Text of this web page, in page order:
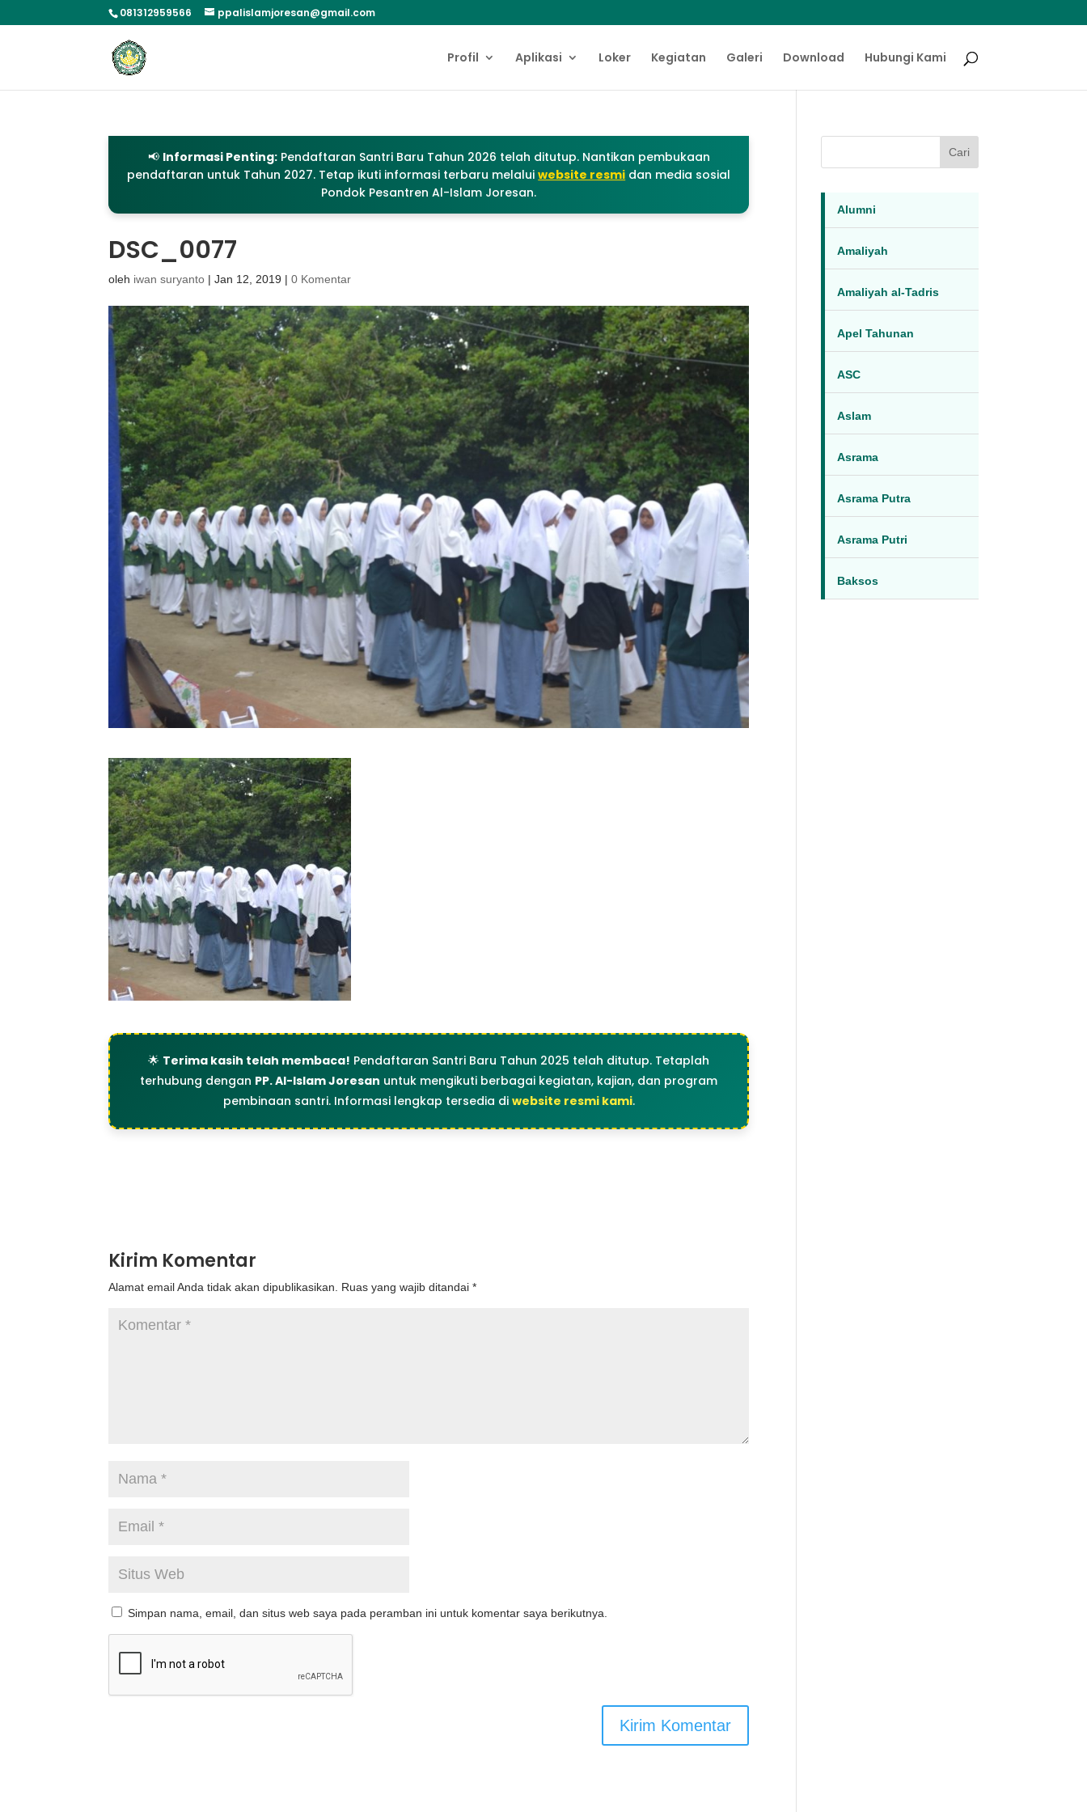
081312959566 ppalislamjoresan@gmail.com
Profil Aplikasi Loker Kegiatan Galeri Download Hubungi Kami
📢 Informasi Penting:Pendaftaran Santri Baru Tahun 2026 telah ditutup. Nantikan pembukaan
pendaftaran untuk Tahun 2027. Tetap ikuti informasi terbaru melaluiwebsite resmi dan media sosial
Pondok Pesantren Al-Islam Joresan.
DSC_0077
oleh iwan suryanto |Jan 12, 2019 |0 Komentar
🌟 Terima kasih telah membaca! Pendaftaran Santri Baru Tahun 2025 telah ditutup. Tetaplah
terhubung dengan PP. Al-Islam Joresan untuk mengikuti berbagai kegiatan, kajian, dan program
pembinaan santri. Informasi lengkap tersedia di website resmi kami.
Kirim Komentar
Alamat email Anda tidak akan dipublikasikan. Ruas yang wajib ditandai*
Simpan nama, email, dan situs web saya pada peramban ini untuk komentar saya berikutnya.
Cari
Alumni
Amaliyah
Amaliyah al-Tadris
Apel Tahunan
ASC
Aslam
Asrama
Asrama Putra
Asrama Putri
Baksos